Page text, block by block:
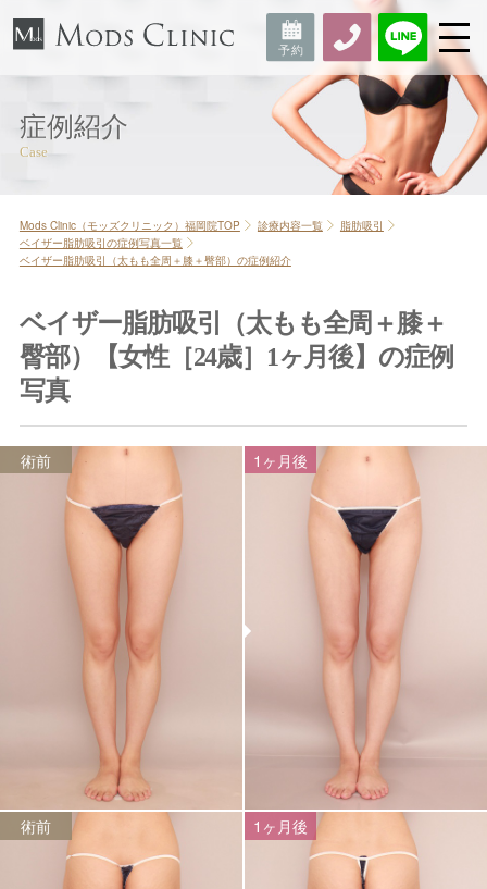
症例紹介
Mods Clinic（モッズクリニック）福岡院TOP 診療内容一覧
脂肪吸引
ベイザー脂肪吸引の症例写真一覧
ベイザー脂肪吸引（太もも全周＋膝＋臀部）の症例紹介
ベイザー脂肪吸引（太もも全周＋膝＋
臀部）【女性［24歳］1ヶ月後】の症例
写真
術前 1ヶ月後
術前 1ヶ月後